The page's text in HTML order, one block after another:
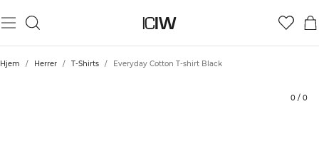
Hjem / Herrer / T-Shirts / Everyday Cotton T-shirt Black
0 / 0